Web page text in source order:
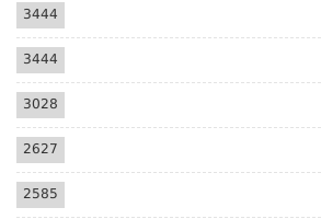
3444
3444
3028
2627
2585